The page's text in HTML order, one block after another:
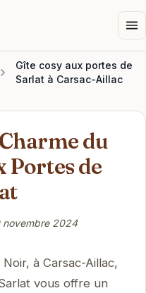
Gîte cosy aux portes de
Sarlat à Carsac-Aillac
du
Portes de
novembre 2024
à Carsac-Aillac,
vous offre un